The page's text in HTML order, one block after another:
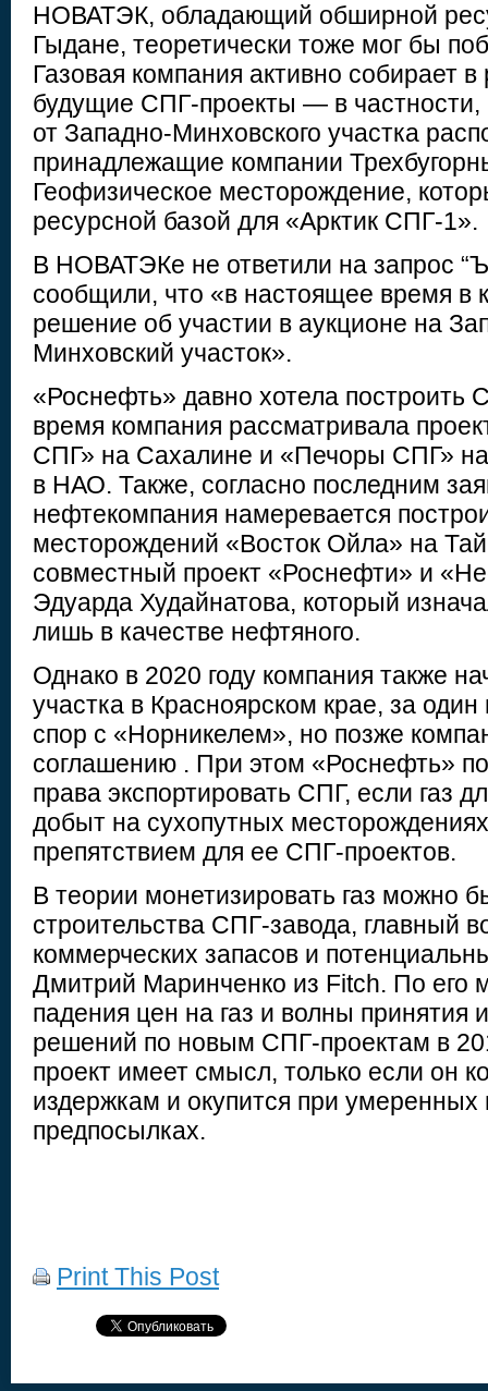
НОВАТЭК, обладающий обширной
Гыдане, теоретически тоже мог бы
Газовая компания активно собирает
будущие СПГ-проекты — в частности,
от Западно-Минховского участка
принадлежащие компании
Геофизическое месторождение,
ресурсной базой для «Арктик СПГ-1».
В НОВАТЭКе не ответили на запрос
сообщили, что «в настоящее время в
решение об участии в аукционе на
Минховский участок».
«Роснефть» давно хотела построить
время компания рассматривала
СПГ» на Сахалине и «Печоры СПГ»
в НАО. Также, согласно последним
нефтекомпания намеревается
месторождений «Восток Ойла» на
совместный проект «Роснефти» и
Эдуарда Худайнатова, который
лишь в качестве нефтяного.
Однако в 2020 году компания также
участка в Красноярском крае, за
спор с «Норникелем», но позже
соглашению . При этом «Роснефть»
права экспортировать СПГ, если газ
добыт на сухопутных
препятствием для ее СПГ-проектов.
В теории монетизировать газ можно
строительства СПГ-завода, главный
коммерческих запасов и
Дмитрий Маринченко из Fitch. По его
падения цен на газ и волны принятия
решений по новым СПГ-проектам в
проект имеет смысл, только если он
издержкам и окупится при
предпосылках.
Print This Post